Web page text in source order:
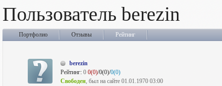
Пользователь berezin
Портфолио Отзывы Рейтинг
berezin
Рейтинг: 0 0(0)/0(0)/0(0)
Свободен, был на сайте 01.01.1970 03:00